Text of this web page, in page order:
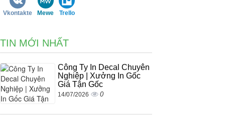
Vkontakte Mewe Trello
TIN MỚI NHẤT
Công Ty In Decal Chuyên
Nghiệp | Xưởng In Gốc
Giá Tận Gốc
14/07/2026 0